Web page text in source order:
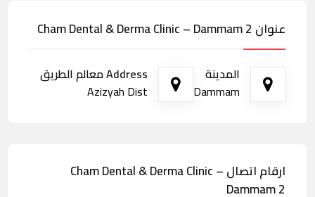
عنوان Cham Dental & Derma Clinic – Dammam 2
المدينة
Dammam
Address معالم الطريق
Azizyah Dist
ارقام اتصال Cham Dental & Derma Clinic –
Dammam 2